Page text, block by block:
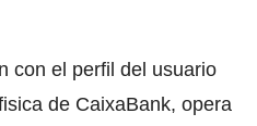
con el perfil del usuario
de CaixaBank, opera